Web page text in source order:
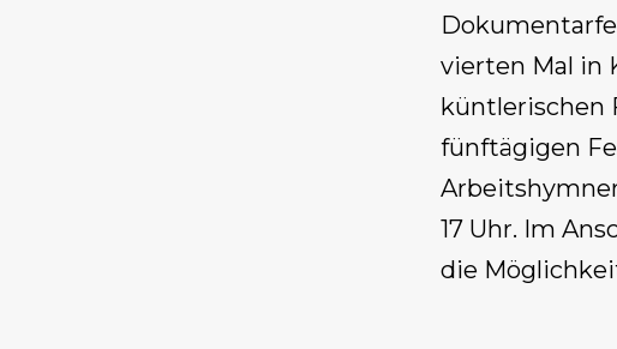
vierten Mal in
küntlerischen
fünftägigen
17 Uhr. Im
die